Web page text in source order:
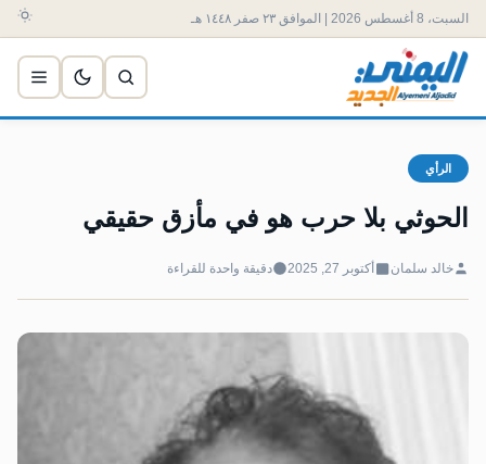
السبت، 8 أغسطس 2026 | الموافق ٢٣ صفر ١٤٤٨ هـ
الرأي
الحوثي بلا حرب هو في مأزق حقيقي
خالد سلمان أكتوبر 27, 2025 دقيقة واحدة للقراءة